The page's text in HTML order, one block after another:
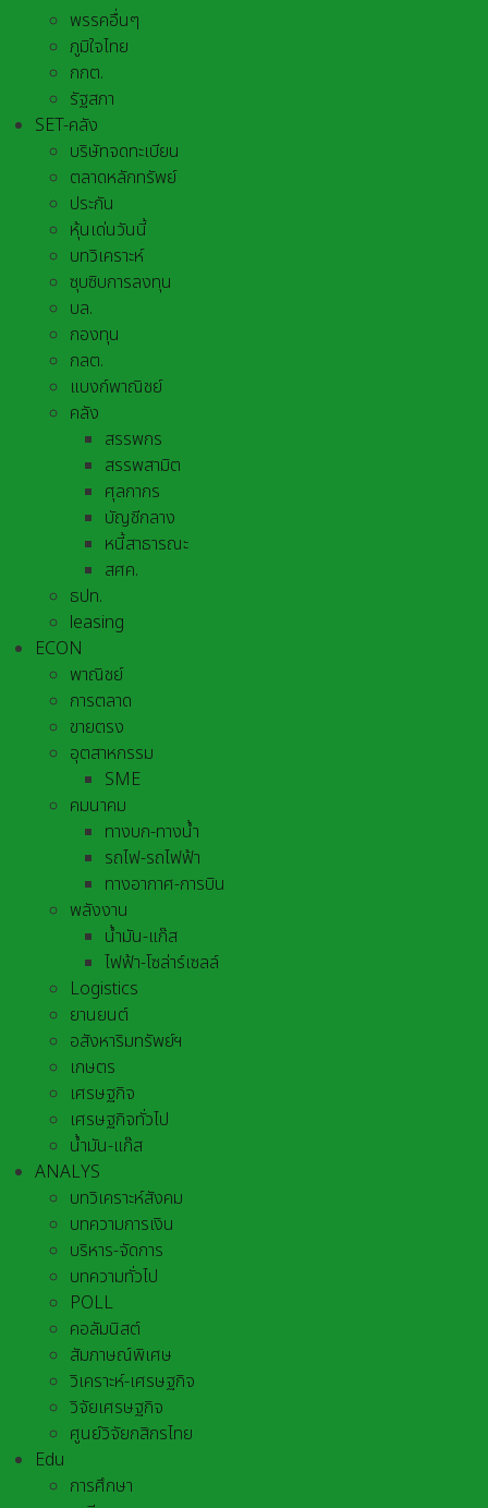
พรรคอื่นๆ
ภูมิใจไทย
กกต.
รัฐสภา
SET-คลัง
บริษัทจดทะเบียน
ตลาดหลักทรัพย์
ประกัน
หุ้นเด่นวันนี้
บทวิเคราะห์
ซุบซิบการลงทุน
บล.
กองทุน
กลต.
แบงก์พาณิชย์
คลัง
สรรพกร
สรรพสามิต
ศุลกากร
บัญชีกลาง
หนี้สาธารณะ
สศค.
ธปท.
leasing
ECON
พาณิชย์
การตลาด
ขายตรง
อุตสาหกรรม
SME
คมนาคม
ทางบก-ทางน้ำ
รถไฟ-รถไฟฟ้า
ทางอากาศ-การบิน
พลังงาน
น้ำมัน-แก๊ส
ไฟฟ้า-โซล่าร์เซลล์
Logistics
ยานยนต์
อสังหาริมทรัพย์ฯ
เกษตร
เศรษฐกิจ
เศรษฐกิจทั่วไป
น้ำมัน-แก๊ส
ANALYS
บทวิเคราะห์สังคม
บทความการเงิน
บริหาร-จัดการ
บทความทั่วไป
POLL
คอลัมนิสต์
สัมภาษณ์พิเศษ
วิเคราะห์-เศรษฐกิจ
วิจัยเศรษฐกิจ
ศูนย์วิจัยกสิกรไทย
Edu
การศึกษา